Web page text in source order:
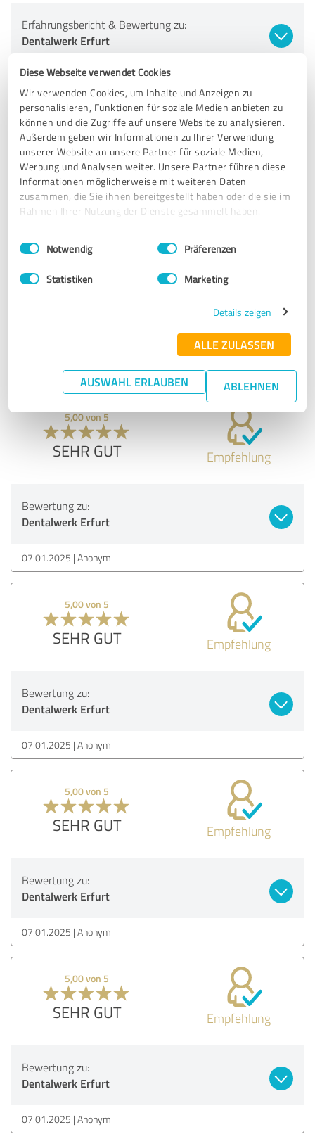
Diese Webseite verwendet Cookies
Wir verwenden Cookies, um Inhalte und Anzeigen zu
personalisieren, Funktionen für soziale Medien anbieten zu
können und die Zugriffe auf unsere Website zu analysieren.
Außerdem geben wir Informationen zu Ihrer Verwendung
unserer Website an unsere Partner für soziale Medien,
Werbung und Analysen weiter. Unsere Partner führen diese
Informationen möglicherweise mit weiteren Daten
zusammen, die Sie ihnen bereitgestellt haben oder die sie im
Rahmen Ihrer Nutzung der Dienste gesammelt haben.
Impressum Datenschutzbestimmungen
Einwilligungsauswahl
Notwendig Präferenzen
Statistiken Marketing
Details zeigen
ALLE ZULASSEN
AUSWAHL ERLAUBEN ABLEHNEN
Erfahrungsbericht & Bewertung zu:
Dentalwerk Erfurt
07.01.2025 Anonym
5,00 von 5
SEHR GUT Empfehlung
Der Zahnarzt mit den goldenen Händen!
Den halben Kiefer musste er mir wegbohren und ich habe
Nicht mal eine Schwellung hatte ich und konnte gleich
weiter arbeiten.
Da sage ich doch; gerne wieder!
07.01.2025 Anonym
5,00 von 5
SEHR GUT Empfehlung
Bewertung zu:
Dentalwerk Erfurt
07.01.2025 Anonym
5,00 von 5
SEHR GUT Empfehlung
Bewertung zu:
Dentalwerk Erfurt
07.01.2025 Anonym
5,00 von 5
SEHR GUT Empfehlung
Bewertung zu:
Dentalwerk Erfurt
07.01.2025 Anonym
5,00 von 5
SEHR GUT Empfehlung
Bewertung zu:
Dentalwerk Erfurt
07.01.2025 Anonym